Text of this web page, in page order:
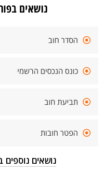
נושאים
הסדר חוב
כונס הנכסים הרשמי
תביעת חוב
הפטר חובות
נושאים